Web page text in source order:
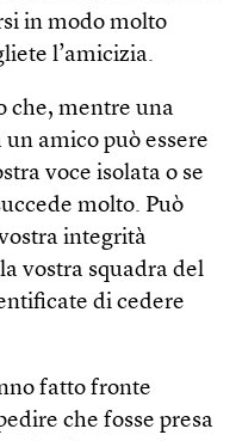
in modo molto
l’amicizia.
che, mentre una
amico può essere
voce isolata o se
molto. Può
integrità
vostra squadra del
di cedere
fatto fronte
che fosse presa